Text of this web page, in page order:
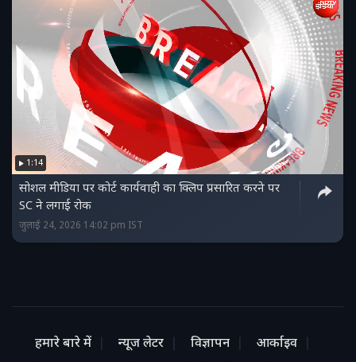
1:14
सोशल मीडिया पर कोर्ट कार्यवाही का क्लिप प्रसारित करने पर
SC ने लगाई रोक
जुलाई 24, 2026 14:02 pm IST
हमारे बारे में न्यूज लेटर विज्ञापन
आर्काइव